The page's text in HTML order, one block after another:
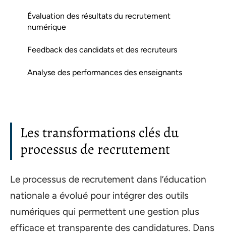
Évaluation des résultats du recrutement
numérique
Feedback des candidats et des recruteurs
Analyse des performances des enseignants
Les transformations clés du
processus de recrutement
Le processus de recrutement dans l’éducation
nationale a évolué pour intégrer des outils
numériques qui permettent une gestion plus
efficace et transparente des candidatures. Dans